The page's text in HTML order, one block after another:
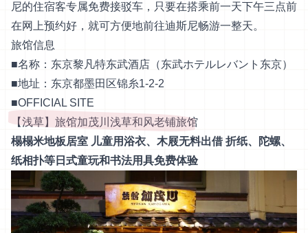
尼的住宿客专属免费接驳车，只要在搭乘前一天下午三点前
在网上预约好，就可方便地前往迪斯尼畅游一整天。
旅馆信息
■名称：东京黎凡特东武酒店（东武ホテルレバント东京）
■地址：东京都墨田区锦糸1-2-2
■OFFICIAL SITE
【浅草】旅馆加茂川浅草和风老铺旅馆
榻榻米地板居室 儿童用浴衣、木屐无料出借 折纸、陀螺、
纸相扑等日式童玩和书法用具免费体验